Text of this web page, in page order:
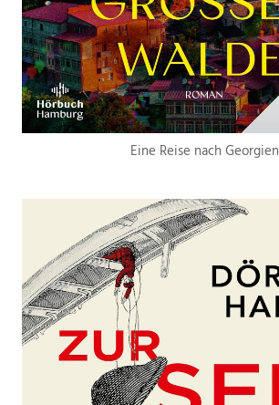
Eine Reise nach Georgien